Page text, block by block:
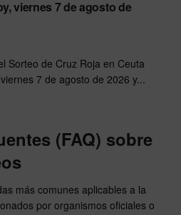
viernes 7 de agosto de
Sorteo de Cruz Roja en Ceuta
7 de agosto de 2026 y...
(FAQ) sobre
más comunes aplicables a la
por organismos oficiales o